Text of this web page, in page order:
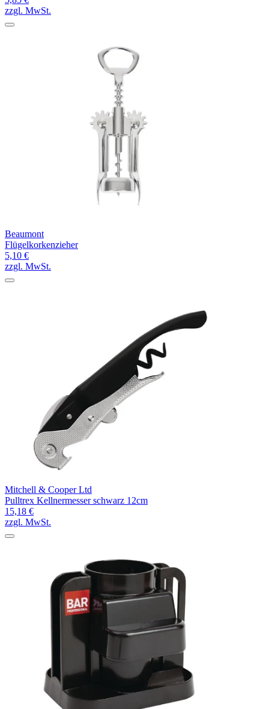
zzgl. MwSt.
Beaumont
Flügelkorkenzieher
5,10 €
zzgl. MwSt.
Mitchell & Cooper Ltd
Pulltrex Kellnermesser schwarz 12cm
15,18 €
zzgl. MwSt.